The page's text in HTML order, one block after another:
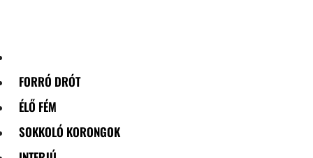
FORRÓ DRÓT
ÉLŐ FÉM
SOKKOLÓ KORONGOK